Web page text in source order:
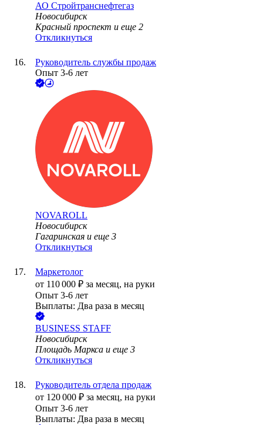
АО Стройтранснефтегаз
Новосибирск
Красный проспект и еще 2
Откликнуться
Руководитель службы продаж
Опыт 3-6 лет
NOVAROLL
Новосибирск
Гагаринская и еще 3
Откликнуться
Маркетолог
от 110 000 ₽ за месяц, на руки
Опыт 3-6 лет
Выплаты: Два раза в месяц
BUSINESS STAFF
Новосибирск
Площадь Маркса и еще 3
Откликнуться
Руководитель отдела продаж
от 120 000 ₽ за месяц, на руки
Опыт 3-6 лет
Выплаты: Два раза в месяц